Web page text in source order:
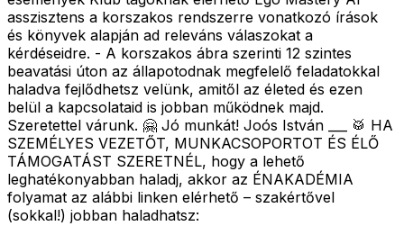
asszisztens a korszakos rendszerre vonatkozó írások
és könyvek alapján ad releváns válaszokat a
kérdéseidre. - A korszakos ábra szerinti 12 szintes
beavatási úton az állapotodnak megfelelő feladatokkal
haladva fejlődhetsz velünk, amitől az életed és ezen
belül a kapcsolataid is jobban működnek majd.
Szeretettel várunk. 🤗 Jó munkát! Joós István ___ 🥁 HA
SZEMÉLYES VEZETŐT, MUNKACSOPORTOT ÉS ÉLŐ
TÁMOGATÁST SZERETNÉL, hogy a lehető
leghatékonyabban haladj, akkor az ÉNAKADÉMIA
folyamat az alábbi linken elérhető – szakértővel
(sokkal!) jobban haladhatsz: